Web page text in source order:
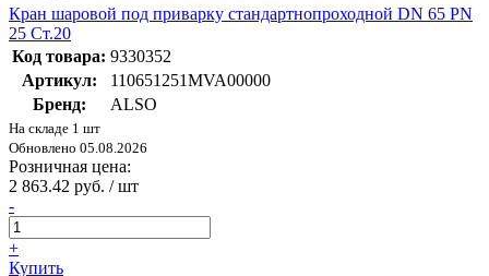
Кран шаровой под приварку стандартнопроходной DN 65 PN
25 Ст.20
Код товара: 9330352
Артикул:
110651251MVA00000
Бренд:
ALSO
На складе 1 шт
Обновлено 05.08.2026
Розничная цена:
2 863.42 руб. / шт
-
+
Купить